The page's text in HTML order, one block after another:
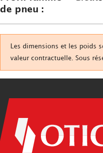
de pneu :
Les dimensions et les poids
valeur contractuelle. Sous